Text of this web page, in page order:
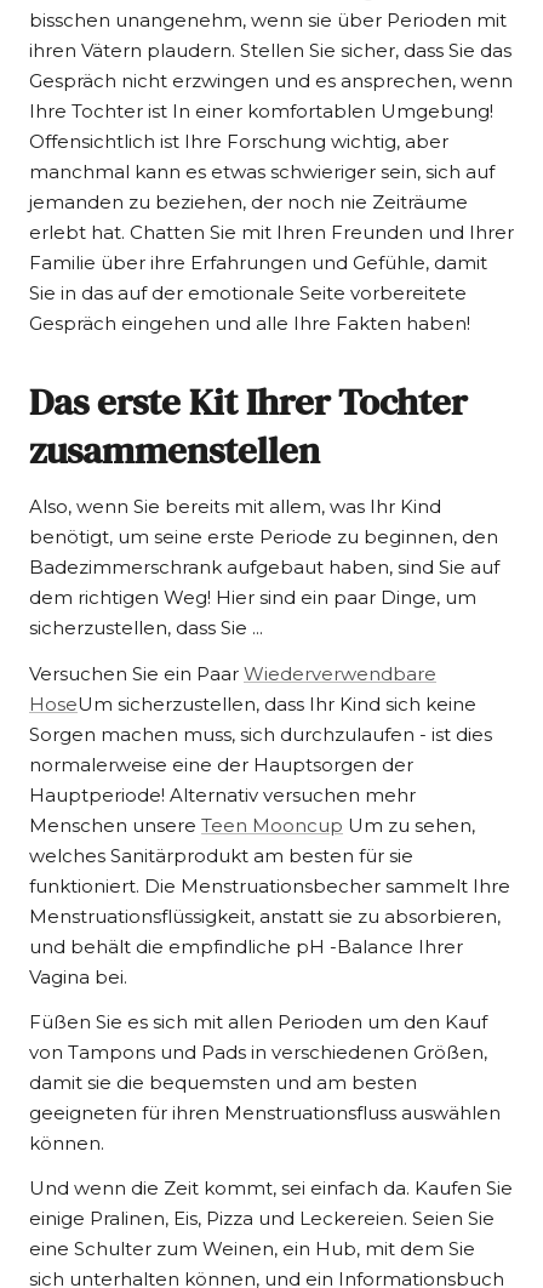
bisschen unangenehm, wenn sie über Perioden mit
ihren Vätern plaudern. Stellen Sie sicher, dass Sie das
Gespräch nicht erzwingen und es ansprechen, wenn
Ihre Tochter ist In einer komfortablen Umgebung!
Offensichtlich ist Ihre Forschung wichtig, aber
manchmal kann es etwas schwieriger sein, sich auf
jemanden zu beziehen, der noch nie Zeiträume
erlebt hat. Chatten Sie mit Ihren Freunden und Ihrer
Familie über ihre Erfahrungen und Gefühle, damit
Sie in das auf der emotionale Seite vorbereitete
Gespräch eingehen und alle Ihre Fakten haben!
Das erste Kit Ihrer Tochter
zusammenstellen
Also, wenn Sie bereits mit allem, was Ihr Kind
benötigt, um seine erste Periode zu beginnen, den
Badezimmerschrank aufgebaut haben, sind Sie auf
dem richtigen Weg! Hier sind ein paar Dinge, um
sicherzustellen, dass Sie ...
Versuchen Sie ein Paar Wiederverwendbare
HoseUm sicherzustellen, dass Ihr Kind sich keine
Sorgen machen muss, sich durchzulaufen - ist dies
normalerweise eine der Hauptsorgen der
Hauptperiode! Alternativ versuchen mehr
Menschen unsere Teen Mooncup Um zu sehen,
welches Sanitärprodukt am besten für sie
funktioniert. Die Menstruationsbecher sammelt Ihre
Menstruationsflüssigkeit, anstatt sie zu absorbieren,
und behält die empfindliche pH -Balance Ihrer
Vagina bei.
Füßen Sie es sich mit allen Perioden um den Kauf
von Tampons und Pads in verschiedenen Größen,
damit sie die bequemsten und am besten
geeigneten für ihren Menstruationsfluss auswählen
können.
Und wenn die Zeit kommt, sei einfach da. Kaufen Sie
einige Pralinen, Eis, Pizza und Leckereien. Seien Sie
eine Schulter zum Weinen, ein Hub, mit dem Sie
sich unterhalten können, und ein Informationsbuch